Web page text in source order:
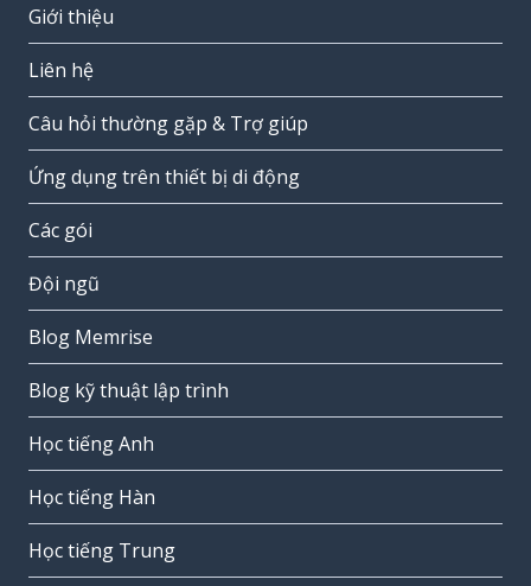
Giới thiệu
Liên hệ
Câu hỏi thường gặp & Trợ giúp
Ứng dụng trên thiết bị di động
Các gói
Đội ngũ
Blog Memrise
Blog kỹ thuật lập trình
Học tiếng Anh
Học tiếng Hàn
Học tiếng Trung